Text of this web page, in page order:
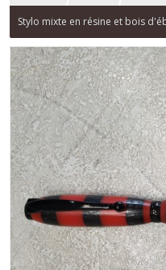
Stylo mixte en résine et bois